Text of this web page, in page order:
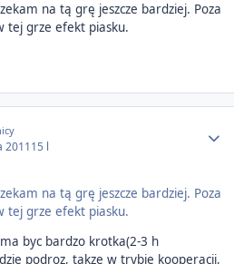
na tą grę jeszcze bardziej. Poza
tej grze efekt piasku.
201115 l
na tą grę jeszcze bardziej. Poza
tej grze efekt piasku.
byc bardzo krotka(2-3 h
podroz, takze w trybie kooperacji,